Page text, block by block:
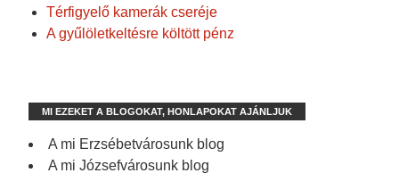
Térfigyelő kamerák cseréje
A gyűlöletkeltésre költött pénz
MI EZEKET A BLOGOKAT, HONLAPOKAT AJÁNLJUK
A mi Erzsébetvárosunk blog
A mi Józsefvárosunk blog